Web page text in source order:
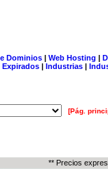
Dominios| Web Hosting |
| Industrias |
[Pág.
** Precios